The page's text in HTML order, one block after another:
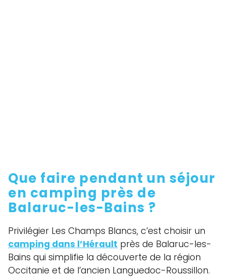
Que faire pendant un séjour
en camping près de
Balaruc-les-Bains ?
Privilégier Les Champs Blancs, c’est choisir un
camping dans l’Hérault près de Balaruc-les-
Bains qui simplifie la découverte de la région
Occitanie et de l’ancien Languedoc-Roussillon.